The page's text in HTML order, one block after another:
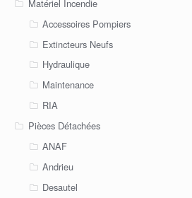
Matériel Incendie
Accessoires Pompiers
Extincteurs Neufs
Hydraulique
Maintenance
RIA
Pièces Détachées
ANAF
Andrieu
Desautel